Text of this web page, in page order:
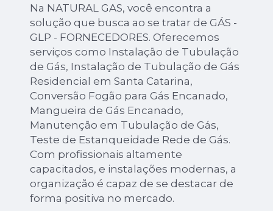
Na NATURAL GAS, você encontra a
solução que busca ao se tratar de GÁS -
GLP - FORNECEDORES. Oferecemos
serviços como Instalação de Tubulação
de Gás, Instalação de Tubulação de Gás
Residencial em Santa Catarina,
Conversão Fogão para Gás Encanado,
Mangueira de Gás Encanado,
Manutenção em Tubulação de Gás,
Teste de Estanqueidade Rede de Gás.
Com profissionais altamente
capacitados, e instalações modernas, a
organização é capaz de se destacar de
forma positiva no mercado.